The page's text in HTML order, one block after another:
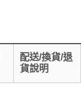
配送/換貨/退
貨說明